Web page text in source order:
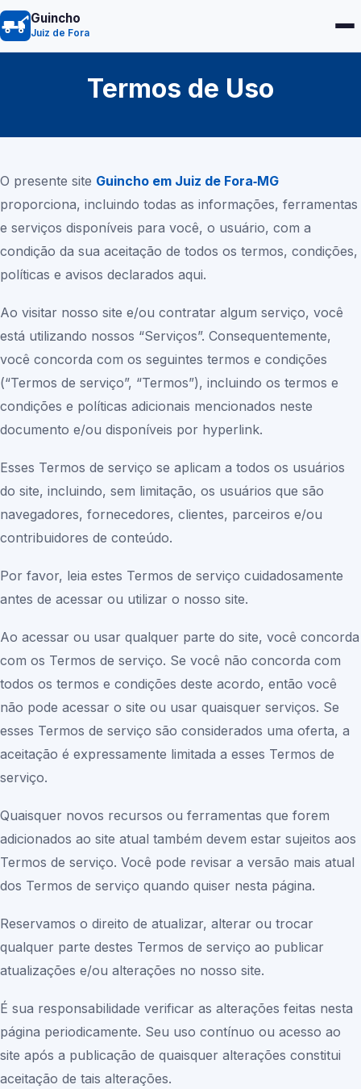
Guincho
Juiz de Fora
Termos de Uso
O presente site Guincho em Juiz de Fora‑MG
proporciona, incluindo todas as informações, ferramentas
e serviços disponíveis para você, o usuário, com a
condição da sua aceitação de todos os termos, condições,
políticas e avisos declarados aqui.
Ao visitar nosso site e/ou contratar algum serviço, você
está utilizando nossos “Serviços”. Consequentemente,
você concorda com os seguintes termos e condições
(“Termos de serviço”, “Termos”), incluindo os termos e
condições e políticas adicionais mencionados neste
documento e/ou disponíveis por hyperlink.
Esses Termos de serviço se aplicam a todos os usuários
do site, incluindo, sem limitação, os usuários que são
navegadores, fornecedores, clientes, parceiros e/ou
contribuidores de conteúdo.
Por favor, leia estes Termos de serviço cuidadosamente
antes de acessar ou utilizar o nosso site.
Ao acessar ou usar qualquer parte do site, você concorda
com os Termos de serviço. Se você não concorda com
todos os termos e condições deste acordo, então você
não pode acessar o site ou usar quaisquer serviços. Se
esses Termos de serviço são considerados uma oferta, a
aceitação é expressamente limitada a esses Termos de
serviço.
Quaisquer novos recursos ou ferramentas que forem
adicionados ao site atual também devem estar sujeitos aos
Termos de serviço. Você pode revisar a versão mais atual
dos Termos de serviço quando quiser nesta página.
Reservamos o direito de atualizar, alterar ou trocar
qualquer parte destes Termos de serviço ao publicar
atualizações e/ou alterações no nosso site.
É sua responsabilidade verificar as alterações feitas nesta
página periodicamente. Seu uso contínuo ou acesso ao
site após a publicação de quaisquer alterações constitui
aceitação de tais alterações.